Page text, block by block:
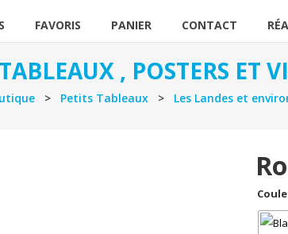
FAVORIS PANIER CONTACT
, POSTERS ET
> Petits Tableaux > Les Landes et